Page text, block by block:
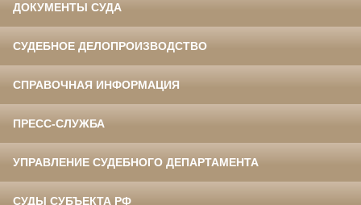
ДОКУМЕНТЫ СУДА
СУДЕБНОЕ ДЕЛОПРОИЗВОДСТВО
СПРАВОЧНАЯ ИНФОРМАЦИЯ
ПРЕСС-СЛУЖБА
УПРАВЛЕНИЕ СУДЕБНОГО ДЕПАРТАМЕНТА
СУДЫ СУБЪЕКТА РФ